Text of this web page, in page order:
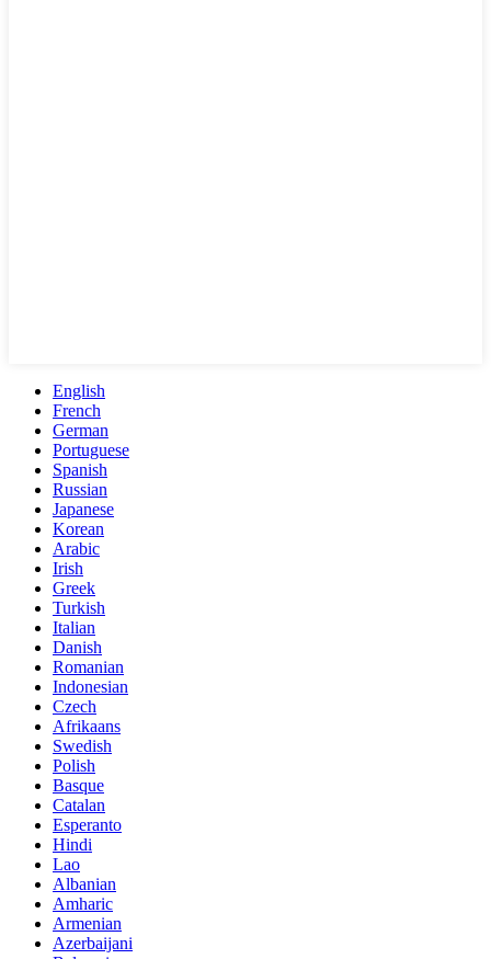
English
French
German
Portuguese
Spanish
Russian
Japanese
Korean
Arabic
Irish
Greek
Turkish
Italian
Danish
Romanian
Indonesian
Czech
Afrikaans
Swedish
Polish
Basque
Catalan
Esperanto
Hindi
Lao
Albanian
Amharic
Armenian
Azerbaijani